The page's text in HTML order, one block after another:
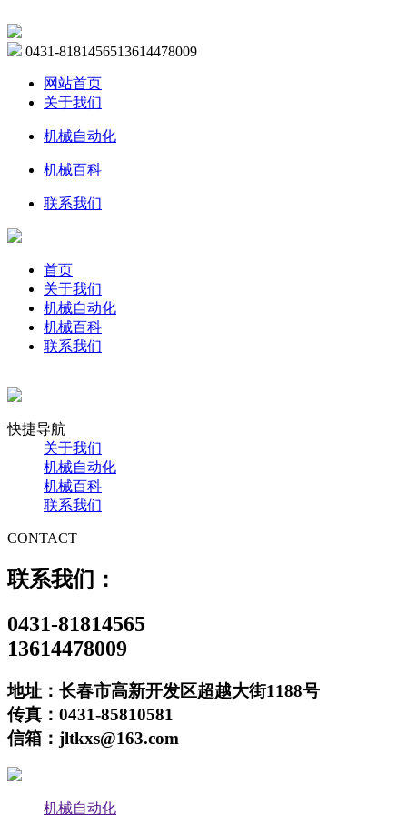
0431-8181456513614478009
网站首页
关于我们
机械自动化
机械百科
联系我们
首页
关于我们
机械自动化
机械百科
联系我们
快捷导航
关于我们
机械自动化
机械百科
联系我们
CONTACT
联系我们：
0431-81814565
13614478009
地址：长春市高新开发区超越大街1188号
传真：0431-85810581
信箱：jltkxs@163.com
机械自动化